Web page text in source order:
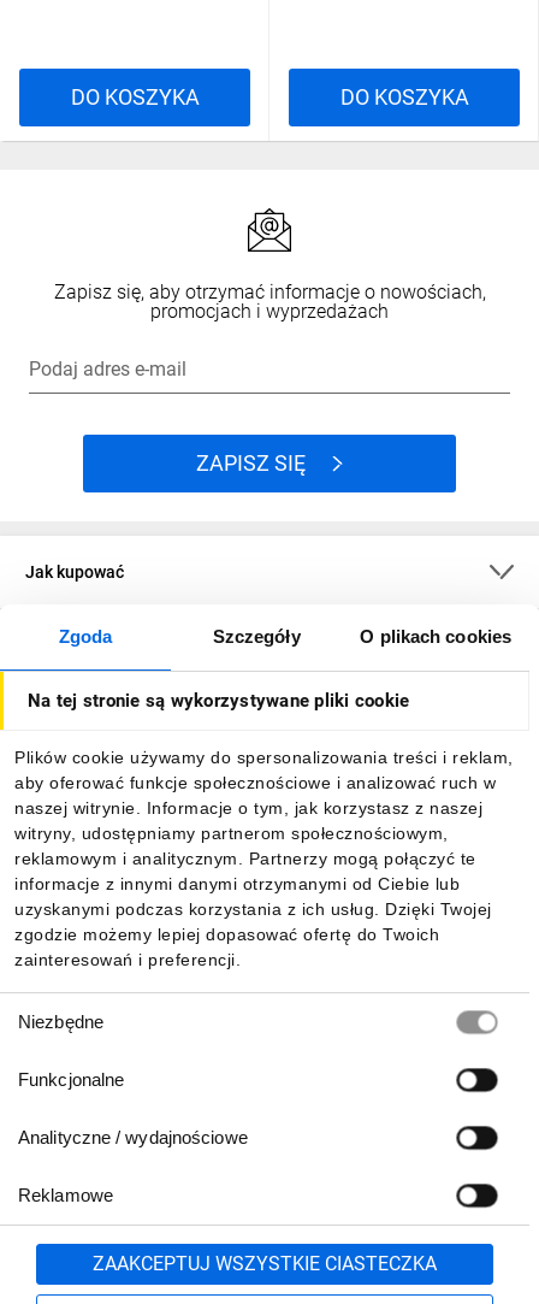
Zgoda Szczegóły O plikach cookies
Na tej stronie są wykorzystywane pliki cookie
Plików cookie używamy do spersonalizowania treści i reklam,
aby oferować funkcje społecznościowe i analizować ruch w
naszej witrynie. Informacje o tym, jak korzystasz z naszej
witryny, udostępniamy partnerom społecznościowym,
reklamowym i analitycznym. Partnerzy mogą połączyć te
informacje z innymi danymi otrzymanymi od Ciebie lub
uzyskanymi podczas korzystania z ich usług. Dzięki Twojej
zgodzie możemy lepiej dopasować ofertę do Twoich
zainteresowań i preferencji.
zgody
Niezbędne
Funkcjonalne
Analityczne / wydajnościowe
Reklamowe
ZAAKCEPTUJ WSZYSTKIE CIASTECZKA
DO KOSZYKA DO KOSZYKA
Zapisz się, aby otrzymać informacje o nowościach,
promocjach i wyprzedażach
Podaj adres e-mail
ZAPISZ SIĘ
Jak kupować
O firmie
Informacje
Pobierz naszą aplikację mobilną:
801 500 700 lub
71 37 61 600